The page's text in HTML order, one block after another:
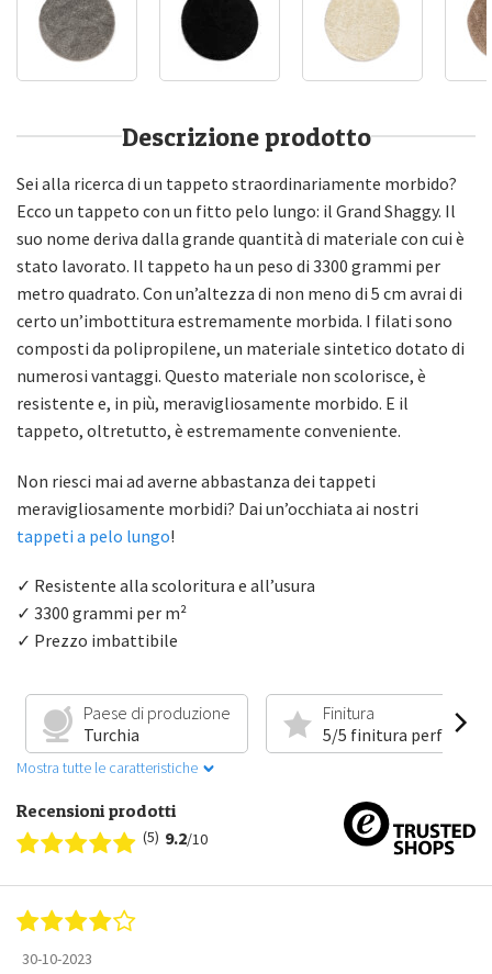
Descrizione prodotto
Sei alla ricerca di un tappeto straordinariamente morbido?
Ecco un tappeto con un fitto pelo lungo: il Grand Shaggy. Il
suo nome deriva dalla grande quantità di materiale con cui è
stato lavorato. Il tappeto ha un peso di 3300 grammi per
metro quadrato. Con un’altezza di non meno di 5 cm avrai di
certo un’imbottitura estremamente morbida. I filati sono
composti da polipropilene, un materiale sintetico dotato di
numerosi vantaggi. Questo materiale non scolorisce, è
resistente e, in più, meravigliosamente morbido. E il
tappeto, oltretutto, è estremamente conveniente.
Non riesci mai ad averne abbastanza dei tappeti
meravigliosamente morbidi? Dai un’occhiata ai nostri
tappeti a pelo lungo!
✓ Resistente alla scoloritura e all’usura
✓ 3300 grammi per m²
✓ Prezzo imbattibile
Paese di produzione
Turchia
Finitura
5/5 finitura perfetta
Mostra tutte le caratteristiche
Recensioni prodotti
(5) 9.2/10
30-10-2023